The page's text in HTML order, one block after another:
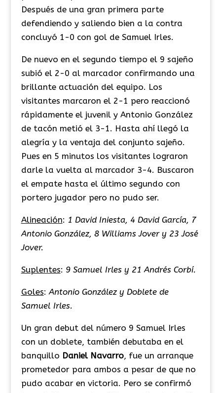
Después de una gran primera parte
defendiendo y saliendo bien a la contra
concluyó 1-0 con gol de Samuel Irles.
De nuevo en el segundo tiempo el 9 sajeño
subió el 2-0 al marcador confirmando una
brillante actuación del equipo. Los
visitantes marcaron el 2-1 pero reaccionó
rápidamente el juvenil y Antonio González
de tacón metió el 3-1. Hasta ahí llegó la
alegría y la ventaja del conjunto sajeño.
Pues en 5 minutos los visitantes lograron
darle la vuelta al marcador 3-4. Buscaron
el empate hasta el último segundo con
portero jugador pero no pudo ser.
Alineación: 1 David Iniesta, 4 David García, 7
Antonio González, 8 Williams Jover y 23 José
Jover.
Suplentes: 9 Samuel Irles y 21 Andrés Corbí.
Goles: Antonio González y Doblete de
Samuel Irles.
Un gran debut del número 9 Samuel Irles
con un doblete, también debutaba en el
banquillo Daniel Navarro, fue un arranque
prometedor para ambos a pesar de que no
pudo acabar en victoria. Pero se confirmó